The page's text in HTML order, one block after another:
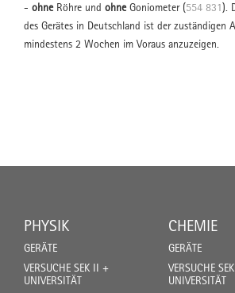
- ohneRöhre und ohneGoniometer (554 831).
des Gerätes in Deutschland ist der zuständigen
mindestens 2 Wochen im Voraus anzuzeigen.
PHYSIK
GERÄTE
VERSUCHE SEK II +
UNIVERSITÄT
CHEMIE
GERÄTE
VERSUCHE
UNIVERSITÄT